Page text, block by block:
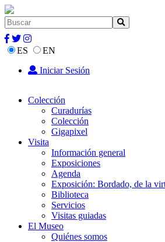
ES
EN
Iniciar Sesión
Colección
Curadurías
Colección
Gigapixel
Visita
Información general
Exposiciones
Agenda
Exposición: Bordado, de la
Biblioteca
Servicios
Visitas guiadas
El Museo
Quiénes somos